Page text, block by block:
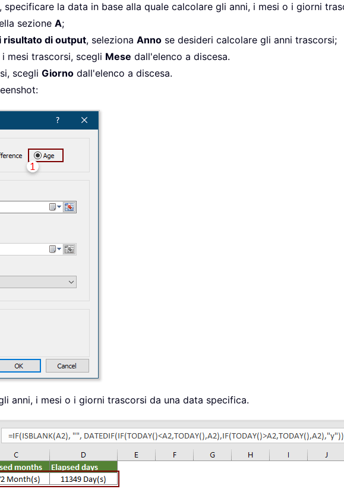
, specificare la data in base alla quale calcolare gli anni, i mesi o i giorni
sezione A;
risultato di output, seleziona Anno se desideri calcolare gli anni trascorsi;
mesi trascorsi, scegli Mese dall'elenco a discesa.
scegli Giorno dall'elenco a discesa.
anni, i mesi o i giorni trascorsi da una data specifica.